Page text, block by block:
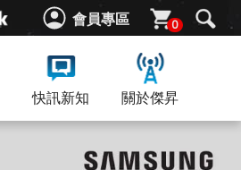
會員專區 0
快訊新知 關於傑昇